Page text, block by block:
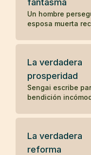
fantasma
Un hombre
esposa muerta
La verdadera
prosperidad
Sengai escribe
bendición
prosperidad.
La verdadera
reforma